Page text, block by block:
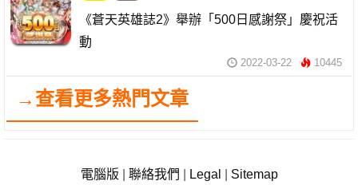
《蒼天英雄誌2》舉辦「500日感謝祭」慶祝活
動
2022-03-22 10445
→查看更多熱門文章
電腦版 聯絡我們 Legal Sitemap